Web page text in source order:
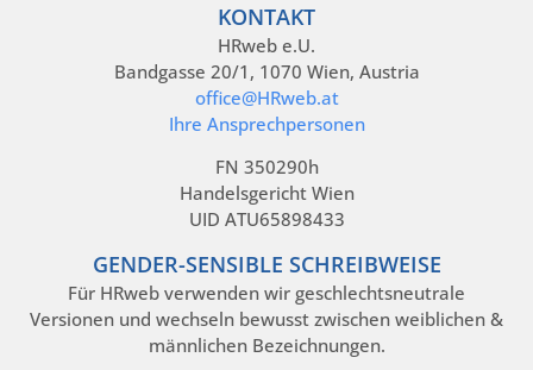
KONTAKT
HRweb e.U.
Bandgasse 20/1, 1070 Wien, Austria
office@HRweb.at
Ihre Ansprechpersonen
FN 350290h
Handelsgericht Wien
UID ATU65898433
GENDER-SENSIBLE SCHREIBWEISE
Für HRweb verwenden wir geschlechtsneutrale
Versionen und wechseln bewusst zwischen weiblichen &
männlichen Bezeichnungen.